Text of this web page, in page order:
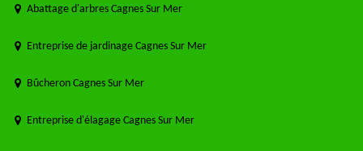
Abattage d'arbres Cagnes Sur Mer
Entreprise de jardinage Cagnes Sur Mer
Bûcheron Cagnes Sur Mer
Entreprise d'élagage Cagnes Sur Mer